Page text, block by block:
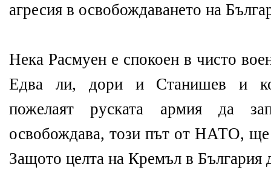
агресия в освобождаването на
Нека Расмуен е спокоен в чисто
Едва ли, дори и Станишев и
пожелаят руската армия да
освобождава, този път от НАТО, ще
Защото целта на Кремъл в България